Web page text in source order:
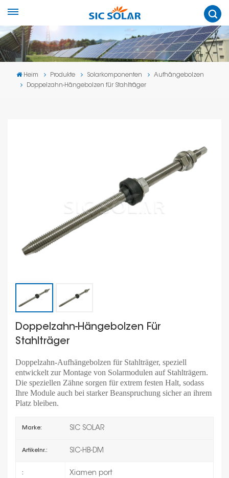
Heim Produkte Solarkomponenten
Aufhängebolzen
Doppelzahn-Hängebolzen für Stahlträger
Doppelzahn-Hängebolzen Für
Stahlträger
Doppelzahn-Aufhängebolzen für Stahlträger, speziell
entwickelt zur Montage von Solarmodulen auf Stahlträgern.
Die speziellen Zähne sorgen für extrem festen Halt, sodass
Ihre Module auch bei starker Beanspruchung sicher an ihrem
Platz bleiben.
Marke: SIC SOLAR
Artikelnr.: SIC-HB-DM
: Xiamen port